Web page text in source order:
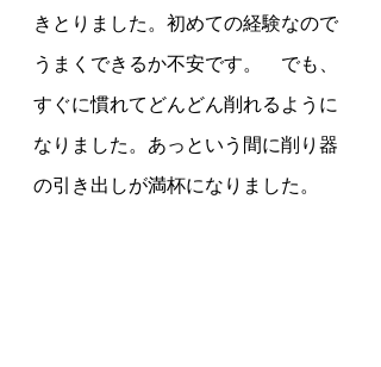
きとりました。初めての経験なので
うまくできるか不安です。　でも、
すぐに慣れてどんどん削れるように
なりました。あっという間に削り器
の引き出しが満杯になりました。